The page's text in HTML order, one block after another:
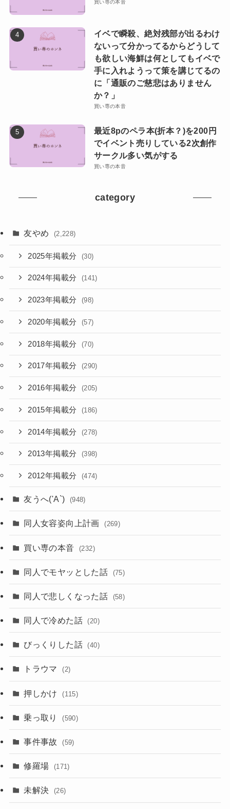
買い専の本音
イベで瞬殺、絶対残部が出るわけ
ないって分かってるからどうして
も欲しい海鮮は何としてもイベで
手に入れようって策を講じてるの
に「通販のご慈悲はありません
か？」
買い専の本音
最近8pのペラ本(折本？)を200円
でイベント売りしている2次創作
サークル多い気がする
買い専の本音
category
友やめ (2,228)
2025年掲載分 (30)
2024年掲載分 (141)
2023年掲載分 (98)
2020年掲載分 (57)
2018年掲載分 (70)
2017年掲載分 (290)
2016年掲載分 (205)
2015年掲載分 (186)
2014年掲載分 (278)
2013年掲載分 (398)
2012年掲載分 (474)
友うへ('A`) (948)
同人女容姿向上計画 (269)
買い専の本音 (232)
同人でモヤッとした話 (75)
同人で悲しくなった話 (58)
同人で冷めた話 (20)
びっくりした話 (40)
トラウマ (2)
押しかけ (115)
乗っ取り (590)
事件事故 (59)
修羅場 (171)
未解決 (26)